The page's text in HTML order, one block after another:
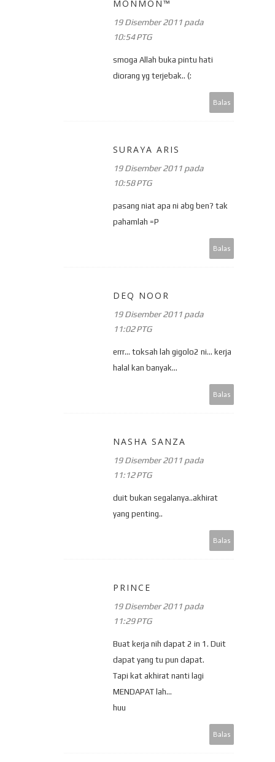
MONMON™
19 Disember 2011 pada
10:54 PTG
smoga Allah buka pintu hati
diorang yg terjebak.. (:
Balas
SURAYA ARIS
19 Disember 2011 pada
10:58 PTG
pasang niat apa ni abg ben? tak
pahamlah =P
Balas
DEQ NOOR
19 Disember 2011 pada
11:02 PTG
errr... toksah lah gigolo2 ni... kerja
halal kan banyak...
Balas
NASHA SANZA
19 Disember 2011 pada
11:12 PTG
duit bukan segalanya..akhirat
yang penting..
Balas
PRINCE
19 Disember 2011 pada
11:29 PTG
Buat kerja nih dapat 2 in 1. Duit
dapat yang tu pun dapat.
Tapi kat akhirat nanti lagi
MENDAPAT lah...
huu
Balas